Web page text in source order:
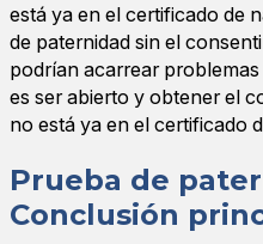
está ya en el certificado de
de paternidad sin el
podrían acarrear
es ser abierto y obtener el
no está ya en el certificado
Prueba de
Conclusión